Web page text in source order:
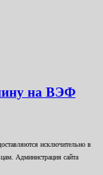
на ВЭФ
исключительно в
Администрация сайта